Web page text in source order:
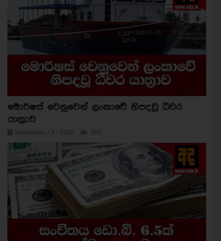
මොරිෂස් වෙනුවෙන් ලංකාවේ නිපදවූ ධීවර
යාත්‍රාව
Wednesday / 5 / 2026 363